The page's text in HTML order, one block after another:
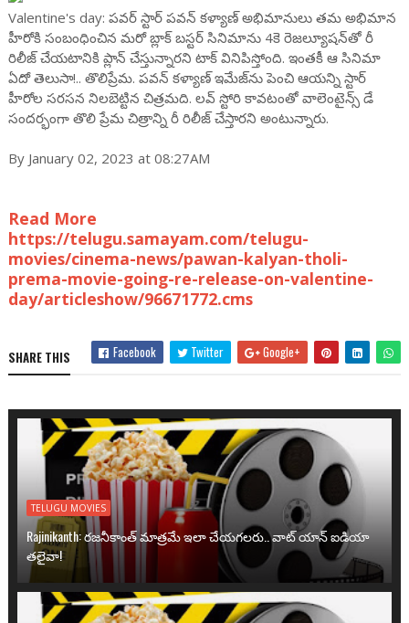
Valentine's day: ప‌వ‌ర్ స్టార్ ప‌వ‌న్ క‌ళ్యాణ్ అభిమానులు త‌మ అభిమాన
హీరోకి సంబంధించిన మ‌రో బ్లాక్ బ‌స్ట‌ర్ సినిమాను 4కె రెజ‌ల్యూష‌న్‌తో రీ
రిలీజ్ చేయ‌టానికి ప్లాన్ చేస్తున్నార‌ని టాక్ వినిపిస్తోంది. ఇంతకీ ఆ సినిమా
ఏదో తెలుసా!.. తొలిప్రేమ‌. ప‌వ‌న్ క‌ళ్యాణ్ ఇమేజ్‌ను పెంచి ఆయ‌న్ని స్టార్
హీరోల స‌ర‌స‌న నిల‌బెట్టిన చిత్ర‌మ‌ది. ల‌వ్ స్టోరి కావ‌టంతో వాలెంటైన్స్ డే
సంద‌ర్భంగా తొలి ప్రేమ చిత్రాన్ని రీ రిలీజ్ చేస్తార‌ని అంటున్నారు.
By January 02, 2023 at 08:27AM
Read More
https://telugu.samayam.com/telugu-
movies/cinema-news/pawan-kalyan-tholi-
prema-movie-going-re-release-on-valentine-
day/articleshow/96671772.cms
SHARE THIS Facebook Twitter Google+
TELUGU MOVIES
Rajinikanth: రజనీకాంత్ మాత్రమే ఇలా చేయగలరు.. వాట్ యాన్ ఐడియా
తలైవా!